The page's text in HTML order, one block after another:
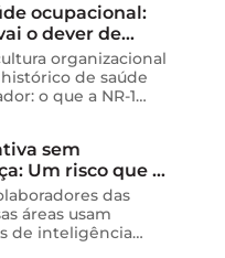
de
Informação
…
ocupacional:
o dever de
empresa?
organizacional
de saúde
o que a NR-1
mais
…
sem
Um risco que já
das
áreas usam
de inteligência